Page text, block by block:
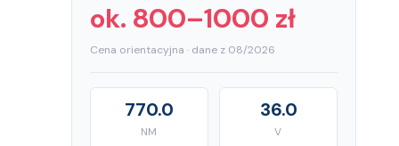
ok. 800–1000 zł
Cena orientacyjna · dane z 08/2026
770.0
NM
36.0
V